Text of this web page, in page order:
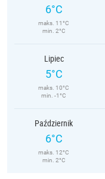
6°C
maks. 11°C
min. 2°C
Lipiec
5°C
maks. 10°C
min. -1°C
Październik
6°C
maks. 12°C
min. 2°C